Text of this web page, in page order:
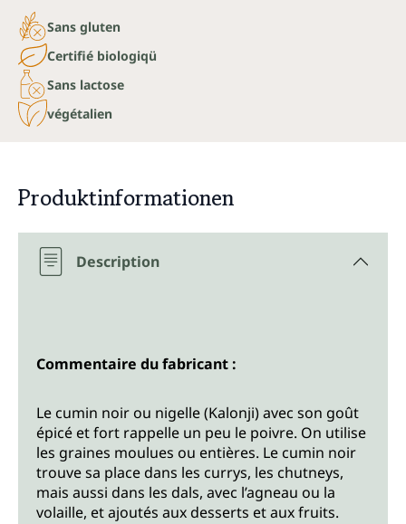
Sans gluten
Certifié biologiqü
Sans lactose
végétalien
Produktinformationen
Description
Commentaire du fabricant :
Le cumin noir ou nigelle (Kalonji) avec son goût
épicé et fort rappelle un peu le poivre. On utilise
les graines moulues ou entières. Le cumin noir
trouve sa place dans les currys, les chutneys,
mais aussi dans les dals, avec l’agneau ou la
volaille, et ajoutés aux desserts et aux fruits.